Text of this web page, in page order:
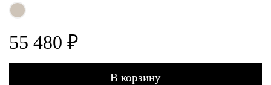
55 480 ₽
В корзину